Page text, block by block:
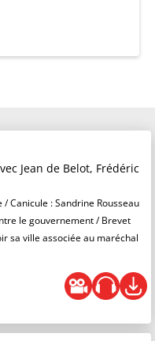
Jean de Belot, Frédéric
Canicule : Sandrine Rousseau
le gouvernement / Brevet
sa ville associée au maréchal